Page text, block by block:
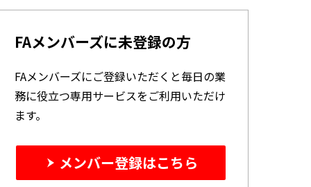
FAメンバーズに未登録の方
FAメンバーズにご登録いただくと毎日の業
務に役立つ専用サービスをご利用いただけ
ます。
メンバー登録はこちら